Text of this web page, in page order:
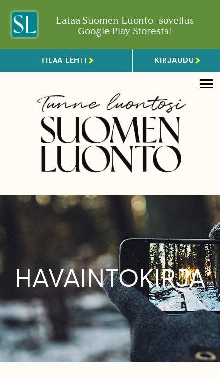
Lataa Suomen Luonto -sovellus
Google Play Storesta!
TILAA LEHTI KIRJAUDU
HAVAINTOKIRJA